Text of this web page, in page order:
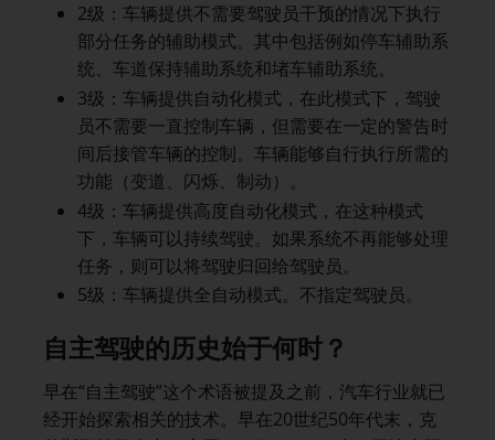
2级：车辆提供不需要驾驶员干预的情况下执行
部分任务的辅助模式。其中包括例如停车辅助系
统、车道保持辅助系统和堵车辅助系统。
3级：车辆提供自动化模式，在此模式下，驾驶
员不需要一直控制车辆，但需要在一定的警告时
间后接管车辆的控制。车辆能够自行执行所需的
功能（变道、闪烁、制动）。
4级：车辆提供高度自动化模式，在这种模式
下，车辆可以持续驾驶。如果系统不再能够处理
任务，则可以将驾驶归回给驾驶员。
5级：车辆提供全自动模式。不指定驾驶员。
自主驾驶的历史始于何时？
早在“自主驾驶”这个术语被提及之前，汽车行业就已
经开始探索相关的技术。早在20世纪50年代末，克